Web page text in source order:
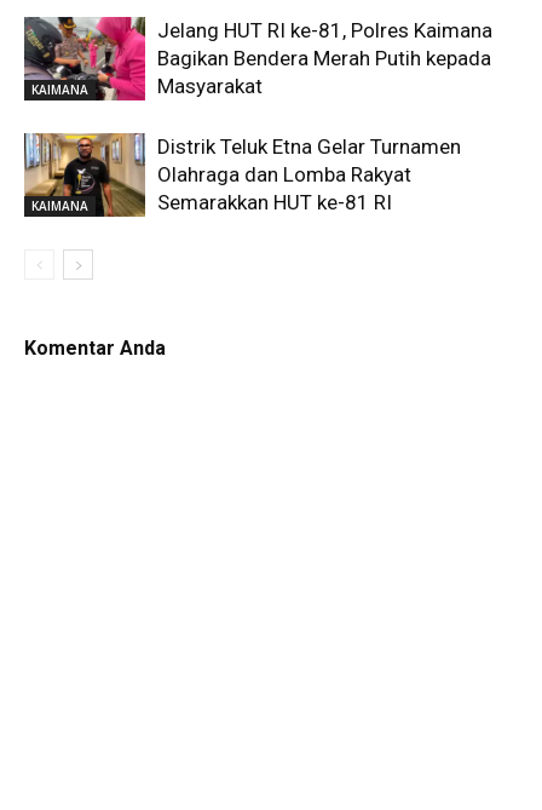
KAIMANA
Jelang HUT RI ke-81, Polres Kaimana
Bagikan Bendera Merah Putih kepada
Masyarakat
KAIMANA
Distrik Teluk Etna Gelar Turnamen
Olahraga dan Lomba Rakyat
Semarakkan HUT ke-81 RI
Komentar Anda